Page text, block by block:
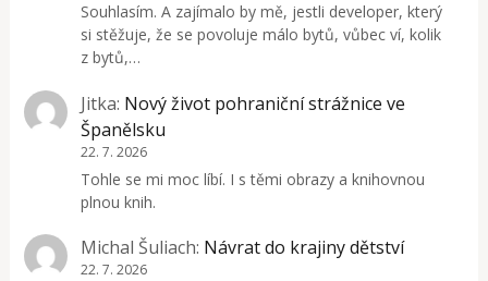
Souhlasím. A zajímalo by mě, jestli developer, který
si stěžuje, že se povoluje málo bytů, vůbec ví, kolik
z bytů,…
Jitka: Nový život pohraniční strážnice ve
Španělsku
22. 7. 2026
Tohle se mi moc líbí. I s těmi obrazy a knihovnou
plnou knih.
Michal Šuliach: Návrat do krajiny dětství
22. 7. 2026